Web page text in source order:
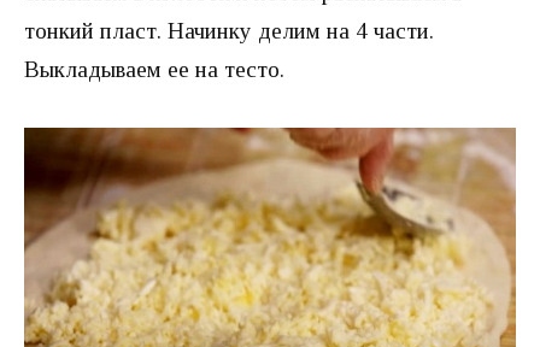
тонкий пласт. Начинку делим на 4 части.
Выкладываем ее на тесто.